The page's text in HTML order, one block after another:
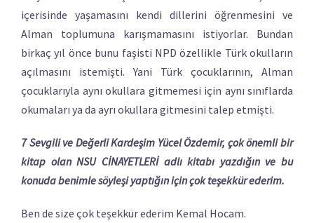
içerisinde yaşamasını kendi dillerini öğrenmesini ve
Alman toplumuna karışmamasını istiyorlar. Bundan
birkaç yıl önce bunu faşisti NPD özellikle Türk okulların
açılmasını istemişti. Yani Türk çocuklarının, Alman
çocuklarıyla aynı okullara gitmemesi için aynı sınıflarda
okumaları ya da ayrı okullara gitmesini talep etmişti.
7 Sevgili ve Değerli Kardeşim Yücel Özdemir, çok önemli bir
kitap olanNSU CİNAYETLERİ adlı kitabı yazdığın ve bu
konuda benimle söyleşi yaptığın için çok teşekkür ederim.
Ben de size çok teşekkür ederim Kemal Hocam.